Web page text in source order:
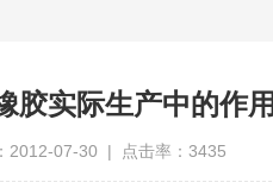
胶实际生产中的作用
2012-07-30 | 点击率：3435